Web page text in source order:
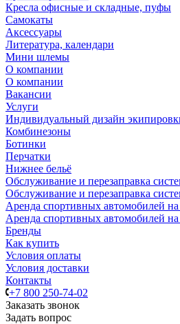
Кресла офисные и складные, пуфы
Самокаты
Аксессуары
Литература, календари
Мини шлемы
О компании
О компании
Вакансии
Услуги
Индивидуальный дизайн
Комбинезоны
Ботинки
Перчатки
Нижнее бельё
Обслуживание и перезаправка
Обслуживание и перезаправка
Аренда спортивных автомобилей
Аренда спортивных автомобилей
Бренды
Как купить
Условия оплаты
Условия доставки
Контакты
+7 800 250-74-02
Заказать звонок
Задать вопрос